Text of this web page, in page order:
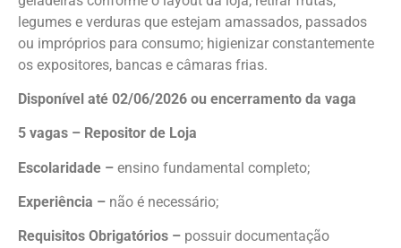
legumes e verduras que estejam amassados, passados
ou impróprios para consumo; higienizar constantemente
os expositores, bancas e câmaras frias.
Disponível até 02/06/2026 ou encerramento da vaga
5 vagas – Repositor de Loja
Escolaridade – ensino fundamental completo;
Experiência – não é necessário;
Requisitos Obrigatórios – possuir documentação